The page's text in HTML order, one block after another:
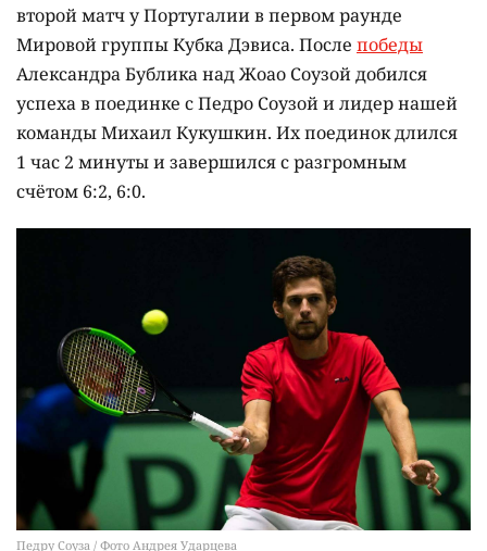
второй матч у Португалии в первом раунде
Мировой группы Кубка Дэвиса. После победы
Александра Бублика над Жоао Соузой добился
успеха в поединке с Педро Соузой и лидер нашей
команды Михаил Кукушкин. Их поединок длился
1 час 2 минуты и завершился с разгромным
счётом 6:2, 6:0.
Педру Соуза / Фото Андрея Ударцева